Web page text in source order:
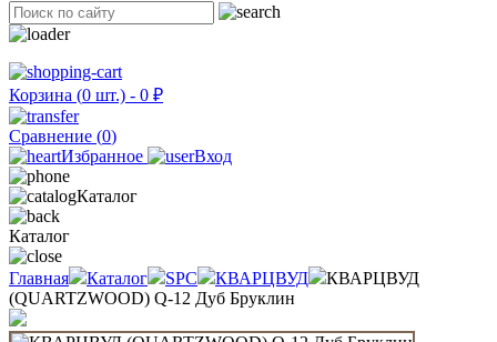
Корзина (0 шт.) - 0 ₽
Сравнение (0)
Избранное
Вход
Каталог
Каталог
Главная Каталог SPC КВАРЦВУД
КВАРЦВУД
(QUARTZWOOD) Q-12 Дуб Бруклин